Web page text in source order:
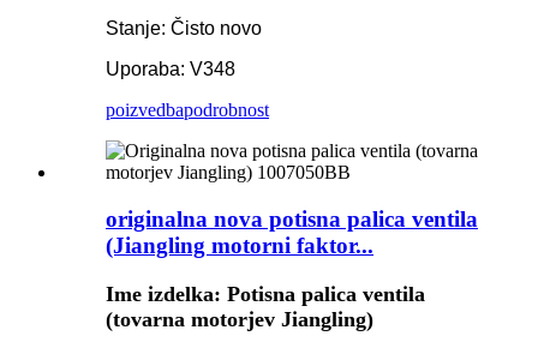
Stanje: Čisto novo
Uporaba: V348
poizvedbapodrobnost
originalna nova potisna palica ventila
(Jiangling motorni faktor...
Ime izdelka: Potisna palica ventila
(tovarna motorjev Jiangling)